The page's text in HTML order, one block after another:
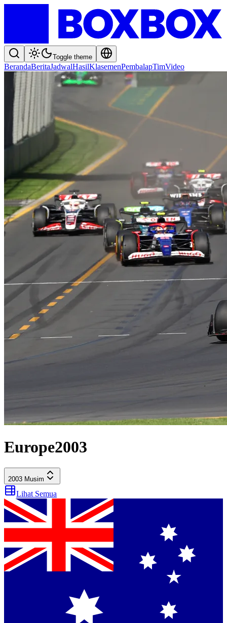
Toggle theme
BerandaBeritaJadwalHasilKlasemenPembalapTimVideo
Europe2003
2003 Musim
Lihat Semua